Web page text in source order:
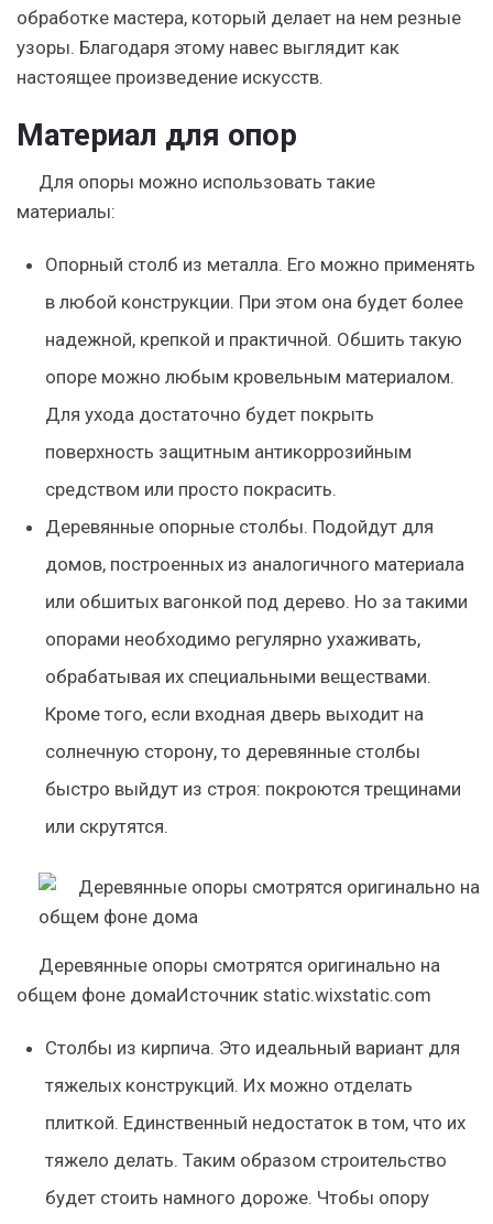
обработке мастера, который делает на нем резные
узоры. Благодаря этому навес выглядит как
настоящее произведение искусств.
Материал для опор
Для опоры можно использовать такие
материалы:
Опорный столб из металла. Его можно применять
в любой конструкции. При этом она будет более
надежной, крепкой и практичной. Обшить такую
опоре можно любым кровельным материалом.
Для ухода достаточно будет покрыть
поверхность защитным антикоррозийным
средством или просто покрасить.
Деревянные опорные столбы. Подойдут для
домов, построенных из аналогичного материала
или обшитых вагонкой под дерево. Но за такими
опорами необходимо регулярно ухаживать,
обрабатывая их специальными веществами.
Кроме того, если входная дверь выходит на
солнечную сторону, то деревянные столбы
быстро выйдут из строя: покроются трещинами
или скрутятся.
Деревянные опоры смотрятся оригинально на
общем фоне домаИсточник static.wixstatic.com
Столбы из кирпича. Это идеальный вариант для
тяжелых конструкций. Их можно отделать
плиткой. Единственный недостаток в том, что их
тяжело делать. Таким образом строительство
будет стоить намного дороже. Чтобы опору